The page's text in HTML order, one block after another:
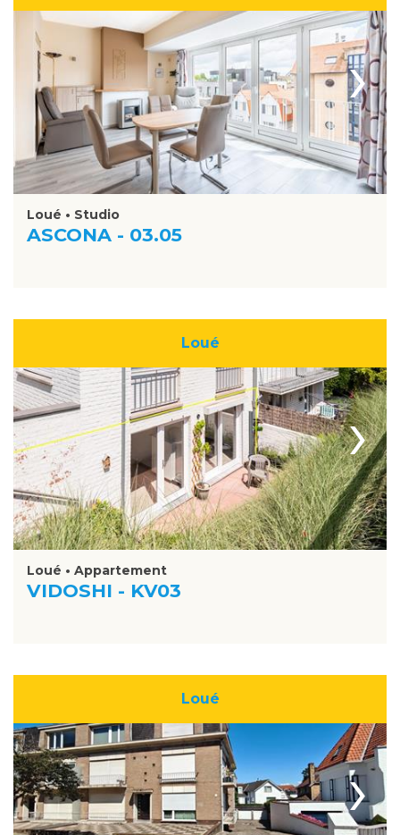
›
Loué • Studio
ASCONA - 03.05
Loué
›
Loué • Appartement
VIDOSHI - KV03
Loué
›